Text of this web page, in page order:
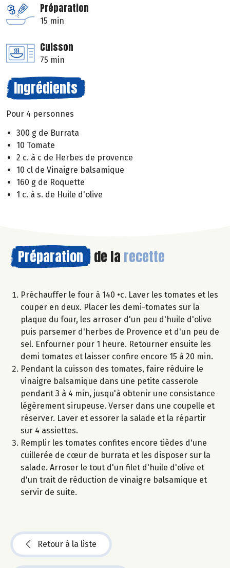
Préparation
15 min
Cuisson
75 min
Ingrédients
Pour 4 personnes
300 g de Burrata
10 Tomate
2 c. à c de Herbes de provence
10 cl de Vinaigre balsamique
160 g de Roquette
1 c. à s. de Huile d'olive
Préparation de la recette
Préchauffer le four à 140 •c. Laver les tomates et les
couper en deux. Placer les demi-tomates sur la
plaque du four, les arroser d'un peu d'huile d'olive
puis parsemer d'herbes de Provence et d'un peu de
sel. Enfourner pour 1 heure. Retourner ensuite les
demi tomates et laisser confire encore 15 à 20 min.
Pendant la cuisson des tomates, faire réduire le
vinaigre balsamique dans une petite casserole
pendant 3 à 4 min, jusqu'à obtenir une consistance
légèrement sirupeuse. Verser dans une coupelle et
réserver. Laver et essorer la salade et la répartir
sur 4 assiettes.
Remplir les tomates confites encore tièdes d'une
cuillerée de cœur de burrata et les disposer sur la
salade. Arroser le tout d'un filet d'huile d'olive et
d'un trait de réduction de vinaigre balsamique et
servir de suite.
Retour à la liste